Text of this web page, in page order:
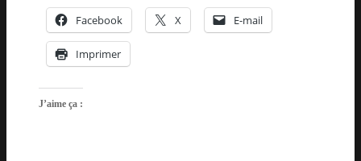
Facebook X E-mail
Imprimer
J’aime ça :